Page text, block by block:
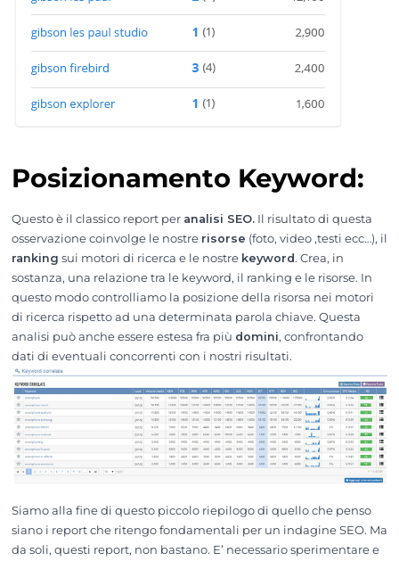
Posizionamento Keyword:
Questo è il classico report per analisi SEO.Il risultato di questa
osservazione coinvolge le nostre risorse (foto, video ,testi ecc…), il
ranking sui motori di ricerca e le nostre keyword. Crea, in
sostanza, una relazione tra le keyword, il ranking e le risorse. In
questo modo controlliamo la posizione della risorsa nei motori
di ricerca rispetto ad una determinata parola chiave. Questa
analisi può anche essere estesa fra più domini, confrontando
dati di eventuali concorrenti con i nostri risultati.
Siamo alla fine di questo piccolo riepilogo di quello che penso
siano i report che ritengo fondamentali per un indagine SEO. Ma
da soli, questi report, non bastano. E’ necessario sperimentare e